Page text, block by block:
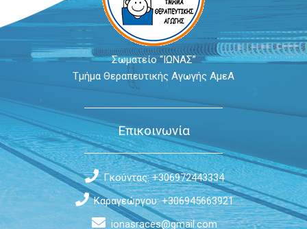
Σωματείο “ΙΩΝΑΣ”
Τμήμα Θεραπευτικής Αγωγής ΑμεΑ
Επικοινωνία
Γκούντας: +306972443334
Καραγεώργου: +306945663921
ionasraces@gmail.com